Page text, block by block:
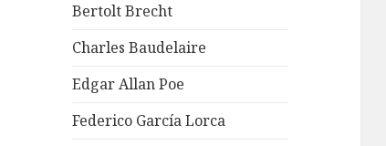
Bertolt Brecht
Charles Baudelaire
Edgar Allan Poe
Federico García Lorca